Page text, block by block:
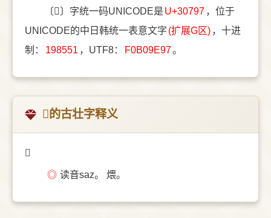
〔𰞗〕字统一码UNICODE是 U+30797 ，位于
UNICODE的中日韩统一表意文字 (扩展G区) ，十进
制：
198551 ，UTF8： F0B09E97。
𰞗的古壮字释义
𰞗
◎ 读音saz。 煨。